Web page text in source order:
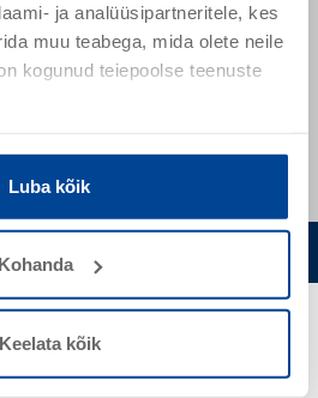
ja analüüsipartneritele, kes
muu teabega, mida olete neile
kogunud teiepoolse teenuste
Luba kõik
Kohanda
Keelata kõik